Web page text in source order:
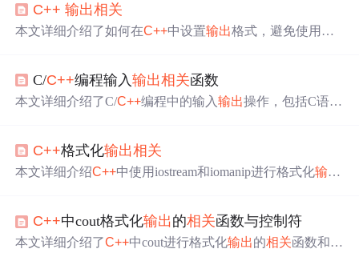
盖了cin.gcount(), cin.read(), cout.precision()和cout.width()的
关知识，以及C和C++中文件操作的差异。 4809156,31509
C++ 输出相关
本文详细介绍了如何在C++中设置输出格式，避免使用科
C/C++编程输入输出相关函数
本文详细介绍了C/C++编程中的输入输出操作，包括C语言
数组的应用。此外，还涵盖了C/
二叉树的构建，以及在线编程常用的库和随机数生成方
C++格式化输出相关
本文详细介绍C++中使用iostream和iomanip进行格式化输出
C++中cout格式化输出的相关函数与控制符
本文详细介绍了C++中cout进行格式化输出的相关函数和控